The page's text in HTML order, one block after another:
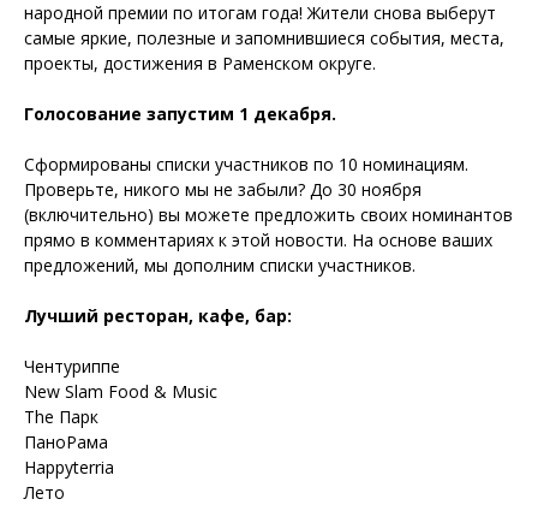
народной премии по итогам года! Жители снова выберут
самые яркие, полезные и запомнившиеся события, места,
проекты, достижения в Раменском округе.
Голосование запустим 1 декабря.
Сформированы списки участников по 10 номинациям.
Проверьте, никого мы не забыли? До 30 ноября
(включительно) вы можете предложить своих номинантов
прямо в комментариях к этой новости. На основе ваших
предложений, мы дополним списки участников.
Лучший ресторан, кафе, бар:
Чентуриппе
New Slam Food & Music
The Парк
ПаноРама
Happyterria
Лето